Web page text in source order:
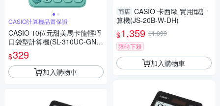
CASIO計算機品質保證
CASIO 10位元甜美馬卡龍輕巧
口袋型計算機(SL-310UC-GN)-
薄荷綠
$329
加入購物車
商店 CASIO 卡西歐 實用型計
算機(JS-20B-W-DH)
$1,359 $1,399
限時下殺
加入購物車